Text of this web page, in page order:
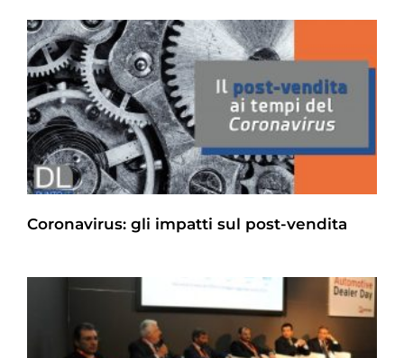
Coronavirus: gli impatti sul post-vendita